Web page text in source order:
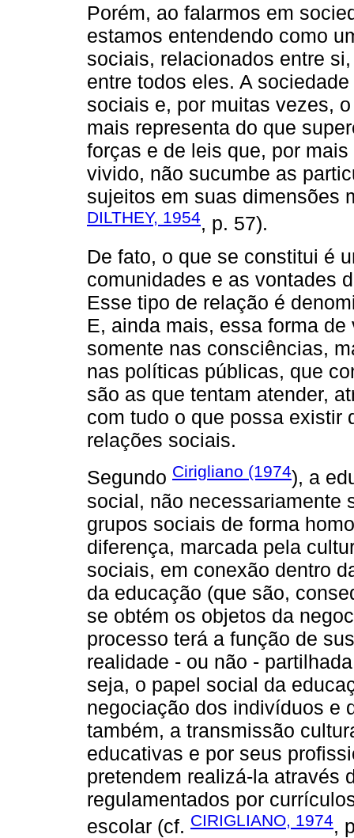
Porém, ao falarmos em
estamos entendendo como
sociais, relacionados entre
entre todos eles. A
sociais e, por muitas vezes,
mais representa do que
forças e de leis que, por
vivido, não sucumbe as
sujeitos em suas dimensões
DILTHEY, 1954, p. 57).
De fato, o que se constitui é
comunidades e as vontades
Esse tipo de relação é
E, ainda mais, essa forma
somente nas consciências,
nas políticas públicas, que
são as que tentam atender,
com tudo o que possa existir
relações sociais.
Segundo Cirigliano (1974), a
social, não necessariamente
grupos sociais de forma
diferença, marcada pela
sociais, em conexão dentro
da educação (que são,
se obtém os objetos da
processo terá a função de
realidade - ou não -
seja, o papel social da
negociação dos indivíduos e
também, a transmissão
educativas e por seus
pretendem realizá-la através
regulamentados por
escolar (cf. CIRIGLIANO, 1974,